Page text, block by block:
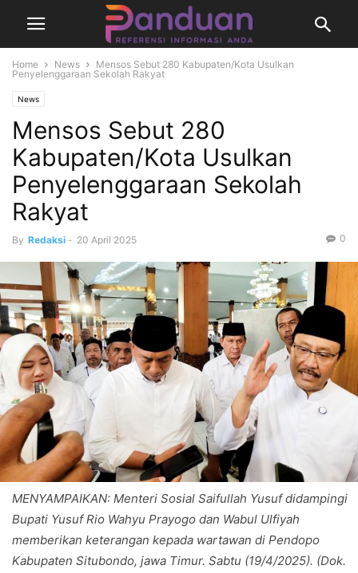
Home News
Mensos Sebut 280 Kabupaten/Kota Usulkan
Penyelenggaraan Sekolah Rakyat
News
Mensos Sebut 280
Kabupaten/Kota Usulkan
Penyelenggaraan Sekolah
Rakyat
By Redaksi - 20 April 2025 0
MENYAMPAIKAN: Menteri Sosial Saifullah Yusuf didampingi
Bupati Yusuf Rio Wahyu Prayogo dan Wabul Ulfiyah
memberikan keterangan kepada wartawan di Pendopo
Kabupaten Situbondo, jawa Timur. Sabtu (19/4/2025). (Dok.